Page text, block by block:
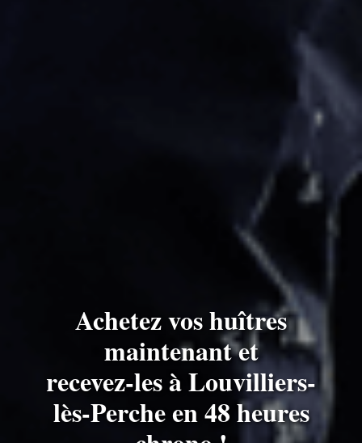
Achetez vos huîtres
maintenant et
recevez-les à Louvilliers-
lès-Perche en 48 heures